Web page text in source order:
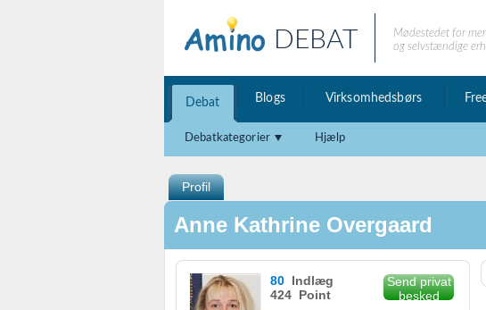
DEBAT
Mødestedet for
og selvstændige
Debat Blogs Virksomhedsbørs
Debatkategorier Hjælp
Profil
Anne Kathrine Overgaard
80 Indlæg
424 Point
Send privat
besked